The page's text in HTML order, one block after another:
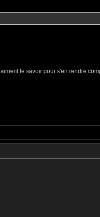
le savoir pour s'en rendre